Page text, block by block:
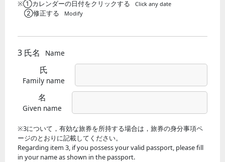
※①カレンダーの日付をクリックする Click any date
②修正する Modify
3 氏名 Name
氏
Family name
名
Given name
※3について，有効な旅券を所持する場合は，旅券の身分事項ペ
ージのとおりに記載してください。
Regarding item 3, if you possess your valid passport, please fill
in your name as shown in the passport.